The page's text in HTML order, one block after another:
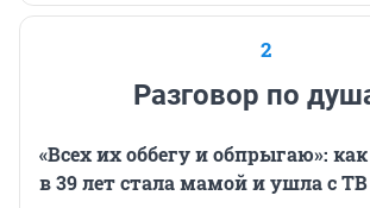
2
Разговор по
«Всех их оббегу и обпрыгаю»:
в 39 лет стала мамой и ушла с